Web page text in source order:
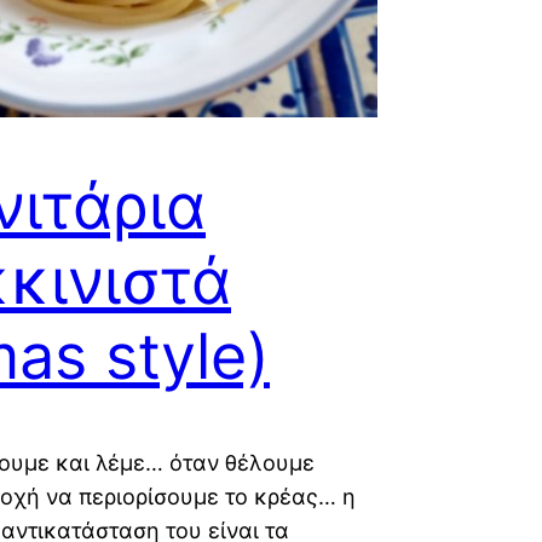
style)
και λέμε… όταν θέλουμε
να περιορίσουμε το κρέας… η
του είναι τα